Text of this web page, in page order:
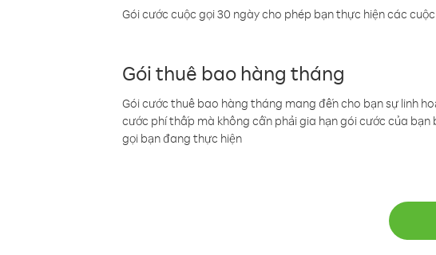
Gói cước cuộc gọi 30 ngày cho phép bạn thực hiện các
Gói thuê bao hàng tháng
Gói cước thuê bao hàng tháng mang đến cho bạn sự linh
cước phí thấp mà không cần phải gia hạn gói cước của
gọi bạn đang thực hiện